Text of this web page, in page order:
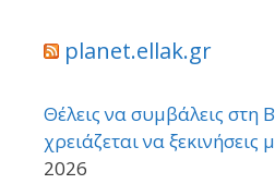
planet.ellak.gr
Θέλεις να συμβάλεις στη
χρειάζεται να ξεκινήσεις
2026